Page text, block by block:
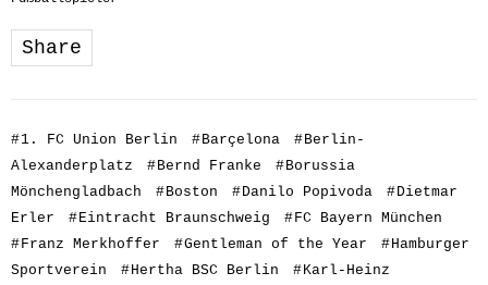
Share
#1. FC Union Berlin #Barçelona #Berlin-
Alexanderplatz
#Bernd Franke #Borussia
Mönchengladbach
#Boston #Danilo Popivoda #Dietmar
Erler
#Eintracht Braunschweig #FC Bayern München
#Franz Merkhoffer #Gentleman of the Year #Hamburger
Sportverein
#Hertha BSC Berlin #Karl-Heinz